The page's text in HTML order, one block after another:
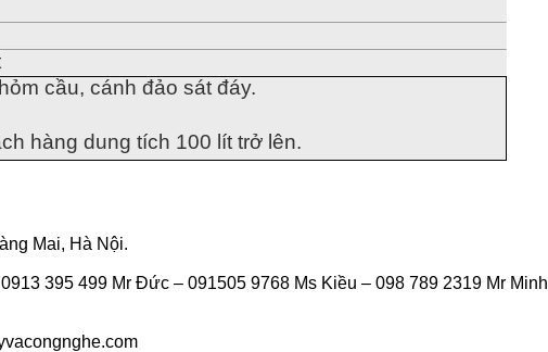
cầu, cánh đảo sát đáy.
hàng dung tích 100 lít trở lên.
Mai, Hà Nội.
395 499 Mr Đức – 091505 9768 Ms Kiều – 098 789 2319 Mr Minh